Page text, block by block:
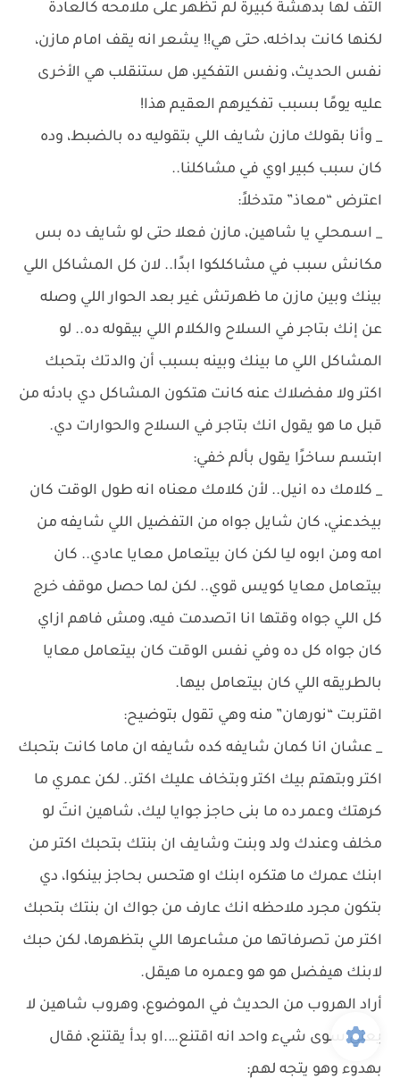
التف لها بدهشة كبيرة لم تظهر على ملامحه كالعادة
لكنها كانت بداخله، حتى هي!! يشعر انه يقف امام مازن،
نفس الحديث، ونفس التفكير، هل ستنقلب هي الأخرى
عليه يومًا بسبب تفكيرهم العقيم هذا!
_ وأنا بقولك مازن شايف اللي بتقوليه ده بالضبط، وده
كان سبب كبير اوي في مشاكلنا..
اعترض “معاذ” متدخلاً:
_ اسمحلي يا شاهين، مازن فعلا حتى لو شايف ده بس
مكانش سبب في مشاكلكوا ابدًا.. لان كل المشاكل اللي
بينك وبين مازن ما ظهرتش غير بعد الحوار اللي وصله
عن إنك بتاجر في السلاح والكلام اللي بيقوله ده.. لو
المشاكل اللي ما بينك وبينه بسبب أن والدتك بتحبك
اكتر ولا مفضلاك عنه كانت هتكون المشاكل دي بادئه من
قبل ما هو يقول انك بتاجر في السلاح والحوارات دي.
ابتسم ساخرًا يقول بألم خفي:
_ كلامك ده انيل.. لأن كلامك معناه انه طول الوقت كان
بيخدعني، كان شايل جواه من التفضيل اللي شايفه من
امه ومن ابوه ليا لكن كان بيتعامل معايا عادي.. كان
بيتعامل معايا كويس قوي.. لكن لما حصل موقف خرج
كل اللي جواه وقتها انا اتصدمت فيه، ومش فاهم ازاي
كان جواه كل ده وفي نفس الوقت كان بيتعامل معايا
بالطريقه اللي كان بيتعامل بيها.
اقتربت “نورهان” منه وهي تقول بتوضيح:
_ عشان انا كمان شايفه كده شايفه ان ماما كانت بتحبك
اكتر وبتهتم بيك اكتر وبتخاف عليك اكتر.. لكن عمري ما
كرهتك وعمر ده ما بنى حاجز جوايا ليك، شاهين انتَ لو
مخلف وعندك ولد وبنت وشايف ان بنتك بتحبك اكتر من
ابنك عمرك ما هتكره ابنك او هتحس بحاجز بينكوا، دي
بتكون مجرد ملاحظه انك عارف من جواك ان بنتك بتحبك
اكتر من تصرفاتها من مشاعرها اللي بتظهرها، لكن حبك
لابنك هيفضل هو هو وعمره ما هيقل.
أراد الهروب من الحديث في الموضوع، وهروب شاهين لا
يعني سوى شيء واحد انه اقتنع….او بدأ يقتنع، فقال
بهدوء وهو يتجه لهم: